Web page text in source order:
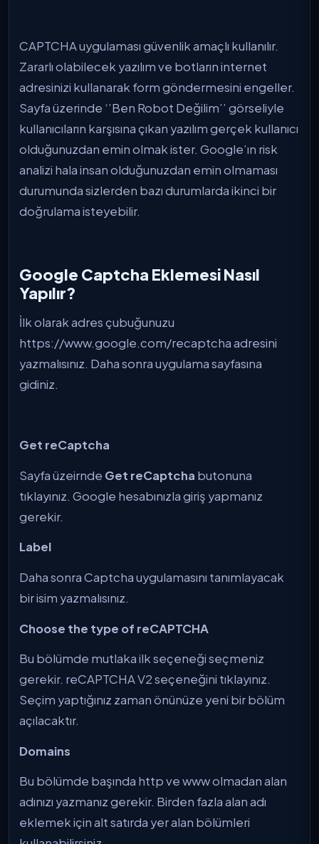
CAPTCHA uygulaması güvenlik amaçlı kullanılır.
Zararlı olabilecek yazılım ve botların internet
adresinizi kullanarak form göndermesini engeller.
Sayfa üzerinde ‘’Ben Robot Değilim’’ görseliyle
kullanıcıların karşısına çıkan yazılım gerçek kullanıcı
olduğunuzdan emin olmak ister. Google’ın risk
analizi hala insan olduğunuzdan emin olmaması
durumunda sizlerden bazı durumlarda ikinci bir
doğrulama isteyebilir.
Google Captcha Eklemesi Nasıl
Yapılır?
İlk olarak adres çubuğunuzu
https://www.google.com/recaptcha adresini
yazmalısınız. Daha sonra uygulama sayfasına
gidiniz.
Get reCaptcha
Sayfa üzeirnde Get reCaptcha butonuna
tıklayınız. Google hesabınızla giriş yapmanız
gerekir.
Label
Daha sonra Captcha uygulamasını tanımlayacak
bir isim yazmalısınız.
Choose the type of reCAPTCHA
Bu bölümde mutlaka ilk seçeneği seçmeniz
gerekir. reCAPTCHA V2 seçeneğini tıklayınız.
Seçim yaptığınız zaman önünüze yeni bir bölüm
açılacaktır.
Domains
Bu bölümde başında http ve www olmadan alan
adınızı yazmanız gerekir. Birden fazla alan adı
eklemek için alt satırda yer alan bölümleri